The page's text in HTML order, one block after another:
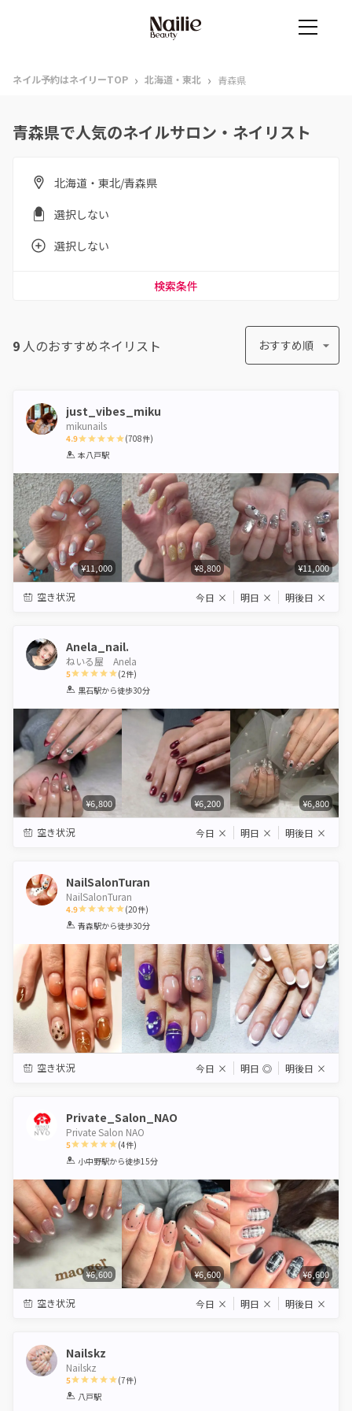
ネイル予約はネイリーTOP › 北海道・東北 › 青森県
青森県で人気のネイルサロン・ネイリスト
北海道・東北/青森県
選択しない
選択しない
検索条件
9 人のおすすめネイリスト おすすめ順
just_vibes_miku
mikunails
4.9
1 2 3 4
(708件)
本八戸駅
¥11,000 ¥8,800 ¥11,000
空き状況 今日 × 明日 × 明後日 ×
Anela_nail.
ねいる屋 Anela
5
1 2 3 4 5
(2件)
黒石駅から徒歩30分
¥6,800 ¥6,200 ¥6,800
空き状況 今日 × 明日 × 明後日 ×
NailSalonTuran
NailSalonTuran
4.9
1 2 3 4 5
(20件)
青森駅から徒歩30分
空き状況 今日 × 明日 ◎ 明後日 ×
Private_Salon_NAO
Private Salon NAO
5
1 2 3 4 5
(4件)
小中野駅から徒歩15分
¥6,600 ¥6,600 ¥6,600
空き状況 今日 × 明日 × 明後日 ×
Nailskz
Nailskz
5
1 2 3 4
(7件)
八戸駅